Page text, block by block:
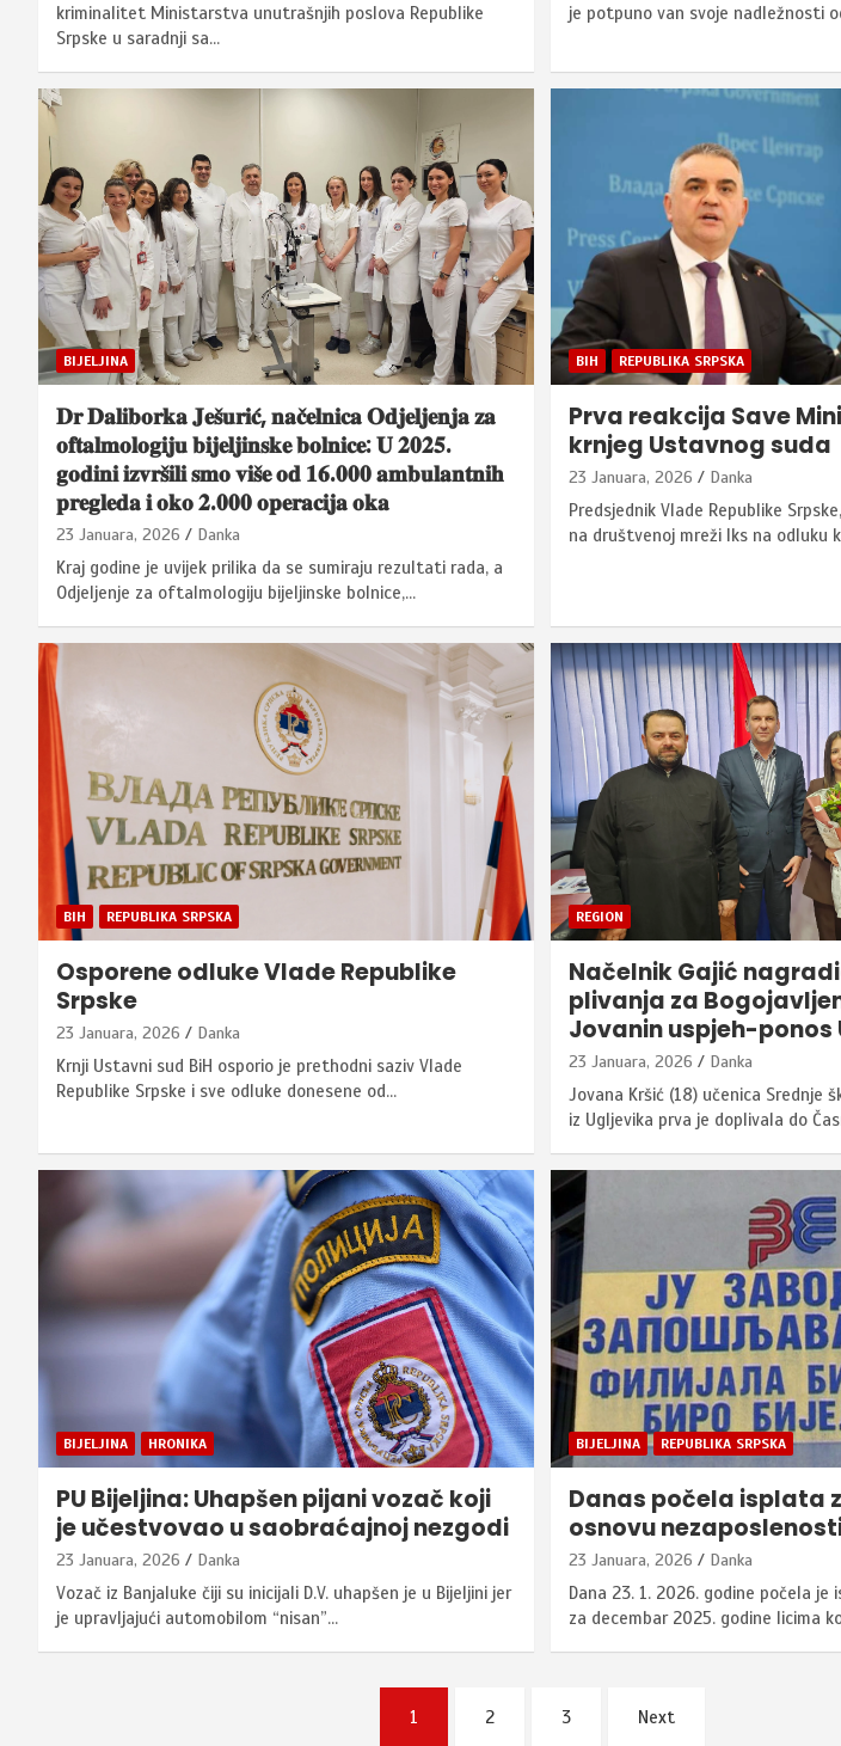
kriminalitet Ministarstva unutrašnjih poslova Republike
Srpske u saradnji sa…
je potpuno van svoje nadležnosti
BIJELJINA
𝐃𝐫 𝐃𝐚𝐥𝐢𝐛𝐨𝐫𝐤𝐚 𝐉𝐞𝐬̌𝐮𝐫𝐢𝐜́, 𝐧𝐚𝐜̌𝐞𝐥𝐧𝐢𝐜𝐚 𝐎𝐝𝐣𝐞𝐥𝐣𝐞𝐧𝐣𝐚 𝐳𝐚
𝐨𝐟𝐭𝐚𝐥𝐦𝐨𝐥𝐨𝐠𝐢𝐣𝐮 𝐛𝐢𝐣𝐞𝐥𝐣𝐢𝐧𝐬𝐤𝐞 𝐛𝐨𝐥𝐧𝐢𝐜𝐞: 𝐔 𝟐𝟎𝟐𝟓.
𝐠𝐨𝐝𝐢𝐧𝐢 𝐢𝐳𝐯𝐫𝐬̌𝐢𝐥𝐢 𝐬𝐦𝐨 𝐯𝐢𝐬̌𝐞 𝐨𝐝 𝟏𝟔.𝟎𝟎𝟎 𝐚𝐦𝐛𝐮𝐥𝐚𝐧𝐭𝐧𝐢𝐡
𝐩𝐫𝐞𝐠𝐥𝐞𝐝𝐚 𝐢 𝐨𝐤𝐨 𝟐.𝟎𝟎𝟎 𝐨𝐩𝐞𝐫𝐚𝐜𝐢𝐣𝐚 𝐨𝐤𝐚
23 Januara, 2026 Danka
Kraj godine je uvijek prilika da se sumiraju rezultati rada, a
Odjeljenje za oftalmologiju bijeljinske bolnice,…
BIH REPUBLIKA SRPSKA
Prva reakcija Save
krnjeg Ustavnog suda
23 Januara, 2026 Danka
Predsjednik Vlade Republike
na društvenoj mreži Iks na odluku
BIH REPUBLIKA SRPSKA
Osporene odluke Vlade Republike
Srpske
23 Januara, 2026 Danka
Krnji Ustavni sud BiH osporio je prethodni saziv Vlade
Republike Srpske i sve odluke donesene od…
REGION
Načelnik Gajić
plivanja za
Jovanin uspjeh-ponos
23 Januara, 2026 Danka
Jovana Kršić (18) učenica Srednje
iz Ugljevika prva je doplivala do
BIJELJINA HRONIKA
PU Bijeljina: Uhapšen pijani vozač koji
je učestvovao u saobraćajnoj nezgodi
23 Januara, 2026 Danka
Vozač iz Banjaluke čiji su inicijali D.V. uhapšen je u Bijeljini jer
je upravljajući automobilom “nisan”…
BIJELJINA REPUBLIKA SRPSKA
Danas počela isplata
osnovu
23 Januara, 2026 Danka
Dana 23. 1. 2026. godine počela
za decembar 2025. godine licima
1 2 3 Next